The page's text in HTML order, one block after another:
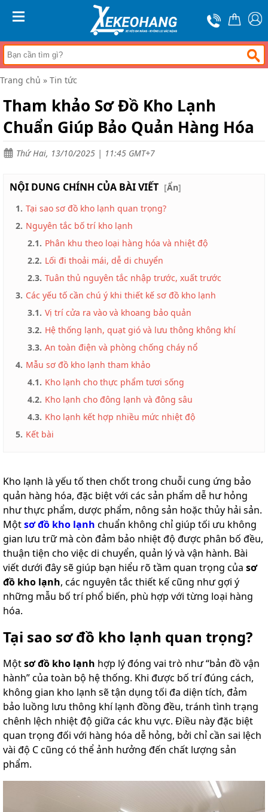
Trang
chủ
Xe
đẩy
hàng
Xe
tay
Bánh
xe
đẩy
tức
Liên
Trang chủ » Tin tức
Tham khảo Sơ Đồ Kho Lạnh
Chuẩn Giúp Bảo Quản Hàng Hóa
Thứ Hai, 13/10/2025 | 11:45 GMT+7
NỘI DUNG CHÍNH CỦA BÀI VIẾT [Ẩn]
1. Tại sao sơ đồ kho lạnh quan trọng?
2. Nguyên tắc bố trí kho lạnh
2.1. Phân khu theo loại hàng hóa và nhiệt độ
2.2. Lối đi thoải mái, dễ di chuyển
2.3. Tuân thủ nguyên tắc nhập trước, xuất trước
3. Các yếu tố cần chú ý khi thiết kế sơ đồ kho lạnh
3.1. Vị trí cửa ra vào và khoang bảo quản
3.2. Hệ thống lạnh, quạt gió và lưu thông không khí
3.3. An toàn điện và phòng chống cháy nổ
4. Mẫu sơ đồ kho lạnh tham khảo
4.1. Kho lạnh cho thực phẩm tươi sống
4.2. Kho lạnh cho đông lạnh và đông sâu
4.3. Kho lạnh kết hợp nhiều mức nhiệt độ
5. Kết bài
Kho lạnh là yếu tố then chốt trong chuỗi cung ứng bảo
quản hàng hóa, đặc biệt với các sản phẩm dễ hư hỏng
như thực phẩm, dược phẩm, nông sản hoặc thủy hải sản.
Mộtsơ đồ kho lạnh chuẩn không chỉ giúp tối ưu không
gian lưu trữ mà còn đảm bảo nhiệt độ được phân bố đều,
thuận tiện cho việc di chuyển, quản lý và vận hành. Bài
viết dưới đây sẽ giúp bạn hiểu rõ tầm quan trọng của sơ
đồ kho lạnh, các nguyên tắc thiết kế cũng như gợi ý
những mẫu bố trí phổ biến, phù hợp với từng loại hàng
hóa.
Tại sao sơ đồ kho lạnh quan trọng?
Mộtsơ đồ kho lạnh hợp lý đóng vai trò như “bản đồ vận
hành” của toàn bộ hệ thống. Khi được bố trí đúng cách,
không gian kho lạnh sẽ tận dụng tối đa diện tích, đảm
bảo luồng lưu thông khí lạnh đồng đều, tránh tình trạng
chênh lệch nhiệt độ giữa các khu vực. Điều này đặc biệt
quan trọng đối với hàng hóa dễ hỏng, bởi chỉ cần sai lệch
vài độ C cũng có thể ảnh hưởng đến chất lượng sản
phẩm.